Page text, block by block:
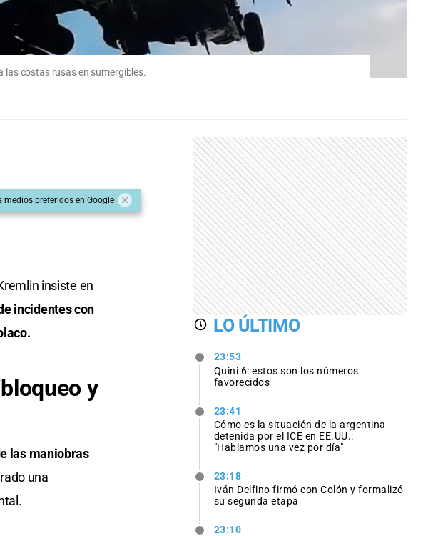
las costas rusas en sumergibles.
medios preferidos en Google
insiste en
incidentes con
y
las maniobras
una
LO ÚLTIMO
23:53
Quini 6: estos son los números
favorecidos
23:41
Cómo es la situación de la argentina
detenida por el ICE en EE.UU.:
"Hablamos una vez por día"
23:18
Iván Delfino firmó con Colón y formalizó
su segunda etapa
23:10